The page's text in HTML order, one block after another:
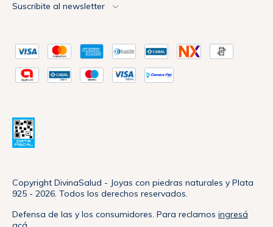
Suscribite al newsletter
Copyright DivinaSalud - Joyas con piedras naturales y Plata
925 - 2026. Todos los derechos reservados.
Defensa de las y los consumidores. Para reclamos ingresá